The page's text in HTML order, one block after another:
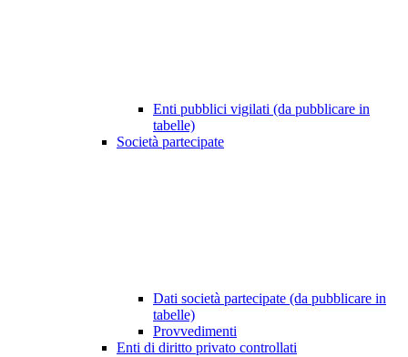
Enti pubblici vigilati (da pubblicare in
tabelle)
Società partecipate
Dati società partecipate (da pubblicare in
tabelle)
Provvedimenti
Enti di diritto privato controllati